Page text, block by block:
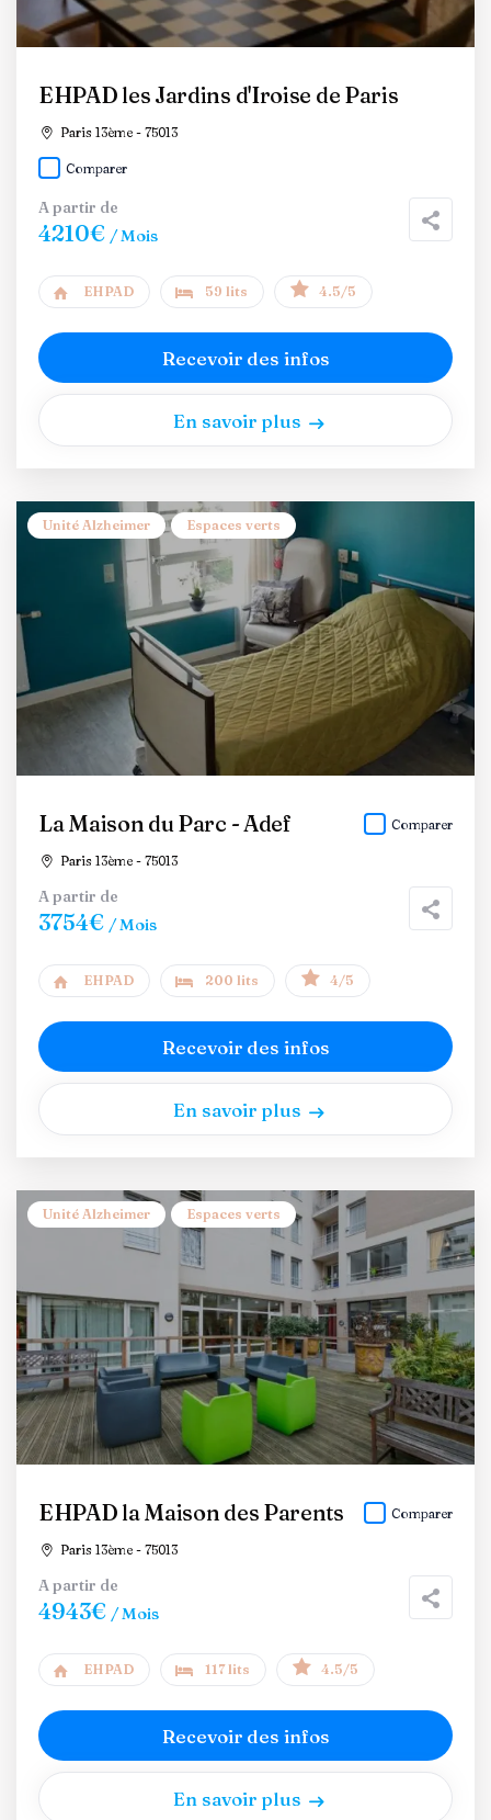
EHPAD les Jardins d'Iroise de Paris
Paris 13ème - 75013
Comparer
A partir de
4210€ / Mois
EHPAD 59 lits 4.5/5
Recevoir des infos
En savoir plus
Unité Alzheimer Espaces verts
La Maison du Parc - Adef
Paris 13ème - 75013
Comparer
A partir de
3754€ / Mois
EHPAD 200 lits 4/5
Recevoir des infos
En savoir plus
Unité Alzheimer Espaces verts
EHPAD la Maison des Parents
Paris 13ème - 75013
Comparer
A partir de
4943€ / Mois
EHPAD 117 lits 4.5/5
Recevoir des infos
En savoir plus